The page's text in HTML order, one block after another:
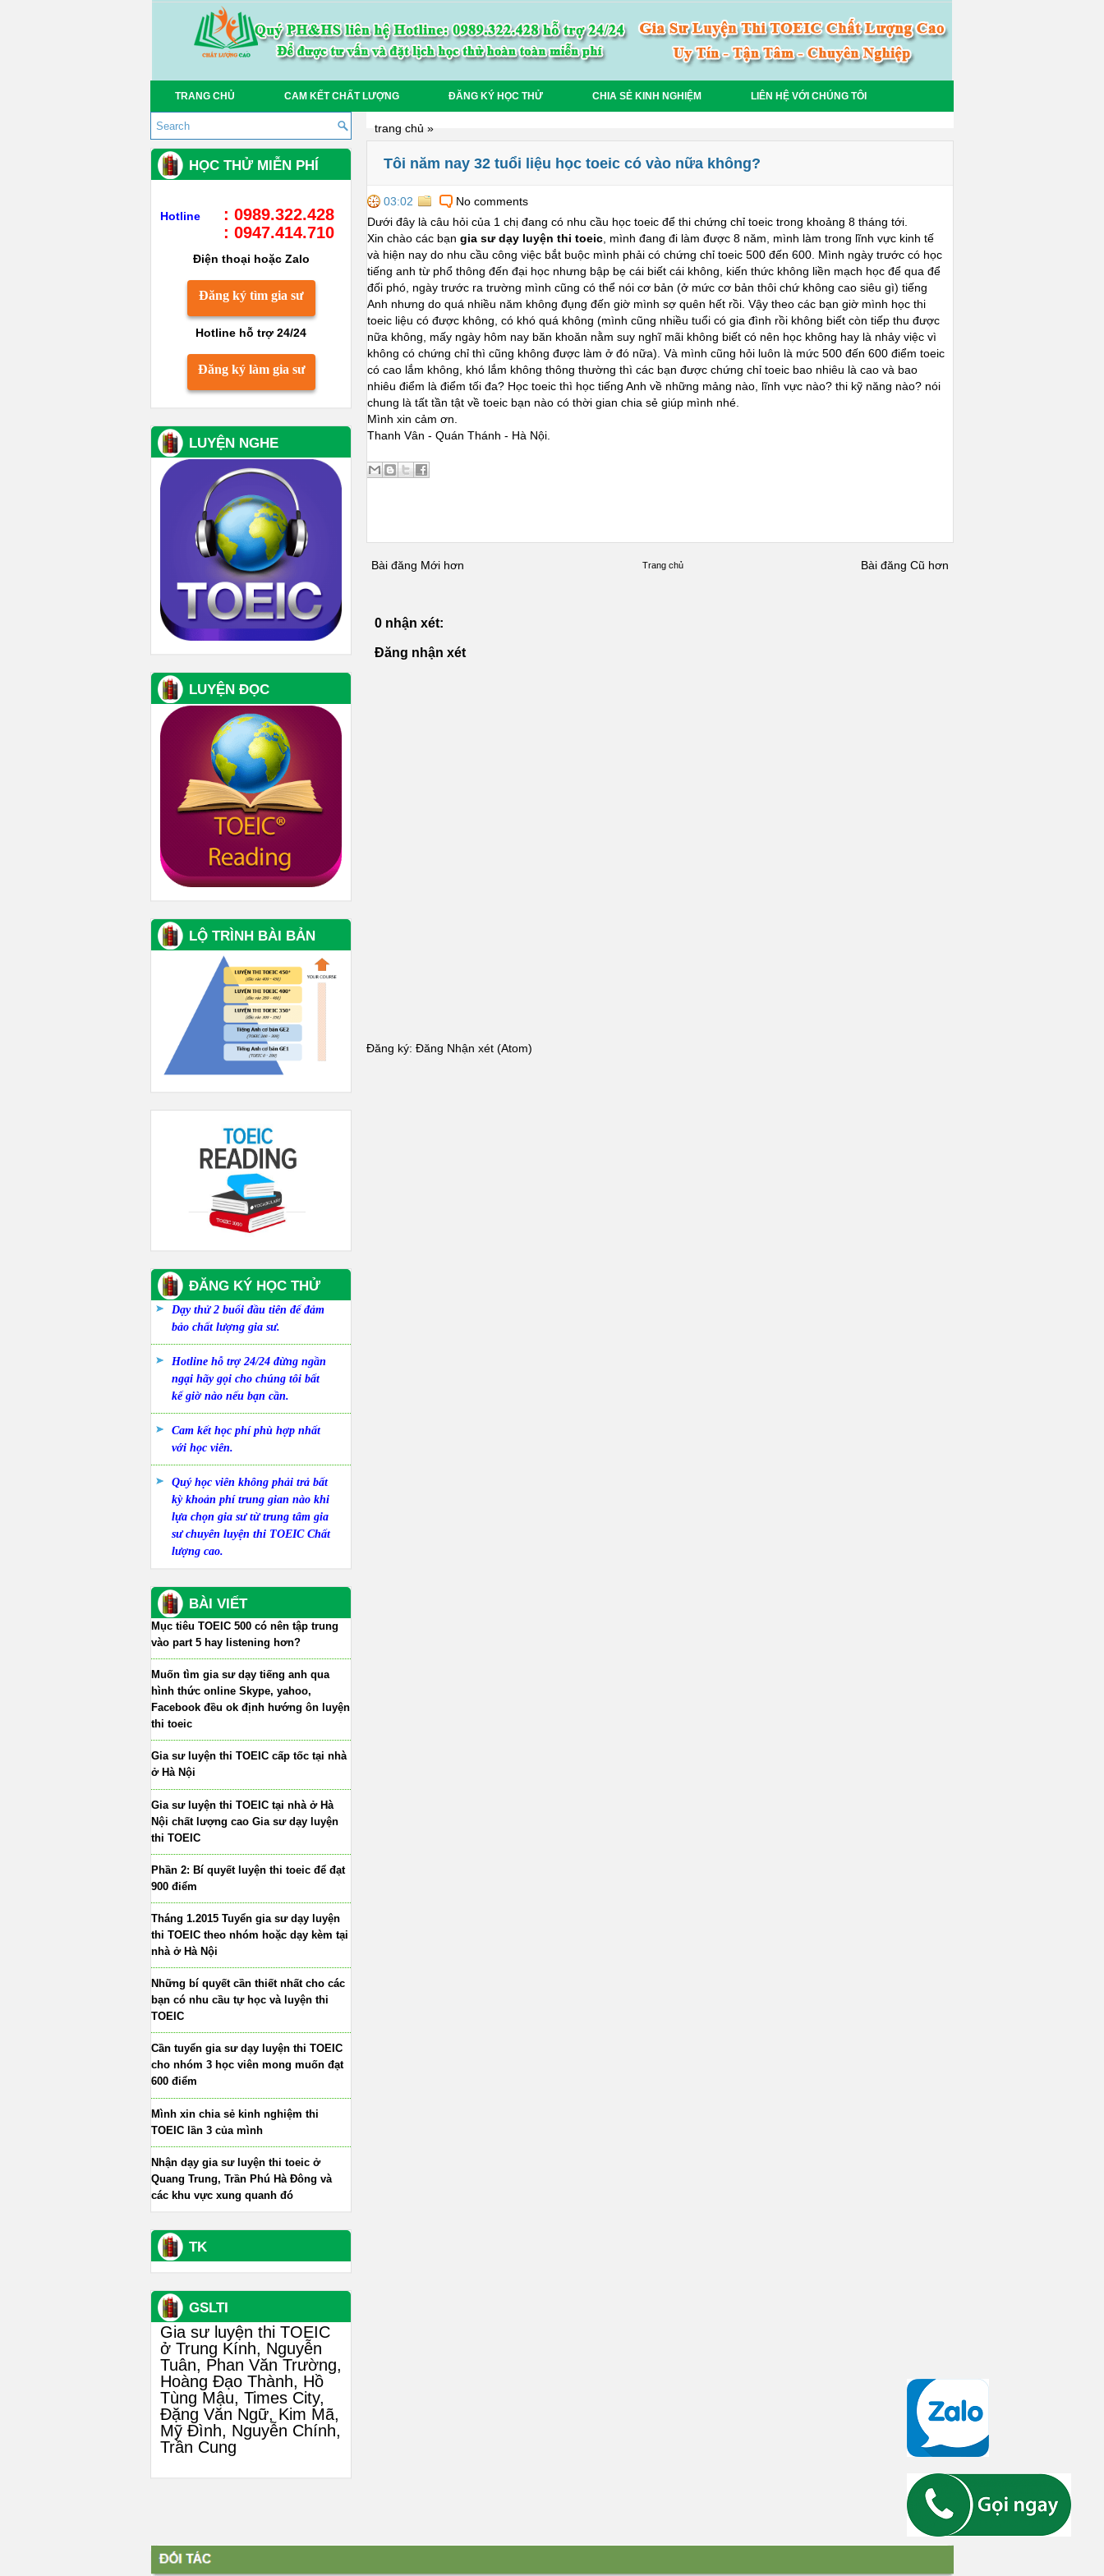
TRANG CHỦ CAM KẾT CHẤT LƯỢNG ĐĂNG KÝ HỌC THỬ CHIA SẺ KINH NGHIỆM LIÊN HỆ VỚI CHÚNG TÔI
trang chủ »
Tôi năm nay 32 tuổi liệu học toeic có vào nữa không?
03:02
No comments
Dưới đây là câu hỏi của 1 chị đang có nhu cầu học toeic để thi chứng chỉ toeic trong khoảng 8 tháng tới.
Xin chào các bạn gia sư dạy luyện thi toeic , mình đang đi làm được 8 năm, mình làm trong lĩnh vực kinh tế
và hiện nay do nhu cầu công việc bắt buộc mình phải có chứng chỉ toeic 500 đến 600. Mình ngày trước có học
tiếng anh từ phổ thông đến đại học nhưng bập bẹ cái biết cái không, kiến thức không liền mạch học để qua để
đối phó, ngày trước ra trường mình cũng có thể nói cơ bản (ở mức cơ bản thôi chứ không cao siêu gì) tiếng
Anh nhưng do quá nhiều năm không đụng đến giờ mình sợ quên hết rồi. Vậy theo các bạn giờ mình học thi
toeic liệu có được không, có khó quá không (mình cũng nhiều tuổi có gia đình rồi không biết còn tiếp thu được
nữa không, mấy ngày hôm nay băn khoăn nằm suy nghĩ mãi không biết có nên học không hay là nhảy việc vì
không có chứng chỉ thì cũng không được làm ở đó nữa). Và mình cũng hỏi luôn là mức 500 đến 600 điểm toeic
có cao lắm không, khó lắm không thông thường thì các bạn được chứng chỉ toeic bao nhiêu là cao và bao
nhiêu điểm là điểm tối đa? Học toeic thì học tiếng Anh về những mảng nào, lĩnh vực nào? thi kỹ năng nào? nói
chung là tất tần tật về toeic bạn nào có thời gian chia sẻ giúp mình nhé.
Mình xin cảm ơn.
Thanh Vân - Quán Thánh - Hà Nội.
Bài đăng Mới hơn Bài đăng Cũ hơn
Trang chủ
0 nhận xét:
Đăng nhận xét
Đăng ký: Đăng Nhận xét (Atom)
HỌC THỬ MIỄN PHÍ
Hotline
: 0989.322.428
: 0947.414.710
Điện thoại hoặc Zalo
Đăng ký tìm gia sư
Hotline hỗ trợ 24/24
Đăng ký làm gia sư
LUYỆN NGHE
LUYỆN ĐỌC
LỘ TRÌNH BÀI BẢN
ĐĂNG KÝ HỌC THỬ
Dạy thử 2 buổi đầu tiên để đảm
bảo chất lượng gia sư.
Hotline hỗ trợ 24/24 đừng ngần
ngại hãy gọi cho chúng tôi bất
kể giờ nào nếu bạn cần.
Cam kết học phí phù hợp nhất
với học viên.
Quý học viên không phải trả bất
kỳ khoản phí trung gian nào khi
lựa chọn gia sư từ trung tâm gia
sư chuyên luyện thi TOEIC Chất
lượng cao.
BÀI VIẾT
Mục tiêu TOEIC 500 có nên tập trung
vào part 5 hay listening hơn?
Muốn tìm gia sư dạy tiếng anh qua
hình thức online Skype, yahoo,
Facebook đều ok định hướng ôn luyện
thi toeic
Gia sư luyện thi TOEIC cấp tốc tại nhà
ở Hà Nội
Gia sư luyện thi TOEIC tại nhà ở Hà
Nội chất lượng cao Gia sư dạy luyện
thi TOEIC
Phần 2: Bí quyết luyện thi toeic để đạt
900 điểm
Tháng 1.2015 Tuyển gia sư dạy luyện
thi TOEIC theo nhóm hoặc dạy kèm tại
nhà ở Hà Nội
Những bí quyết cần thiết nhất cho các
bạn có nhu cầu tự học và luyện thi
TOEIC
Cần tuyển gia sư dạy luyện thi TOEIC
cho nhóm 3 học viên mong muốn đạt
600 điểm
Mình xin chia sẻ kinh nghiệm thi
TOEIC lần 3 của mình
Nhận dạy gia sư luyện thi toeic ở
Quang Trung, Trần Phú Hà Đông và
các khu vực xung quanh đó
TK
GSLTI
Gia sư luyện thi TOEIC
ở Trung Kính, Nguyễn
Tuân, Phan Văn Trường,
Hoàng Đạo Thành, Hồ
Tùng Mậu, Times City,
Đặng Văn Ngữ, Kim Mã,
Mỹ Đình, Nguyễn Chính,
Trần Cung